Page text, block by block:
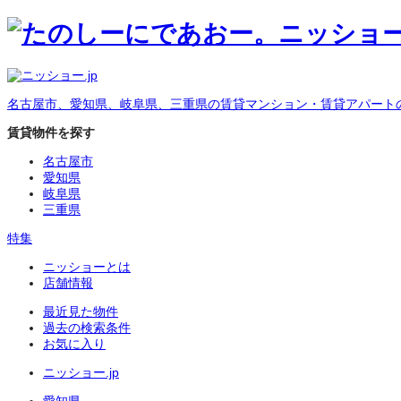
名古屋市、愛知県、岐阜県、三重県の賃貸マンション・賃貸アパート
賃貸物件を探す
名古屋市
愛知県
岐阜県
三重県
特集
ニッショーとは
店舗情報
最近見た物件
過去の検索条件
お気に入り
ニッショー.jp